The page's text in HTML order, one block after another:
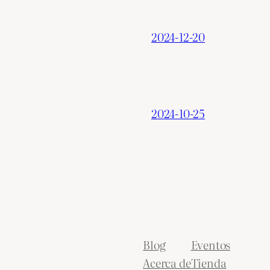
2024-12-20
2024-10-25
Blog
Acerca de
Eventos
Tienda